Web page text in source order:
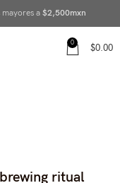
a$2,500mxn
0 $0.00
ritual